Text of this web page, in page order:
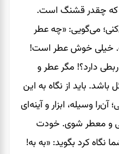
که چقدر قشنگ است.
می‌گویی: «چه عطر
خیلی خوش عطر است!
دارد؟! مگر عطر و
باید از نگاه به این
وسیله، ابزار و آینه‌ای
و معطر شوی. خودت
کرد بگوید: «به به!